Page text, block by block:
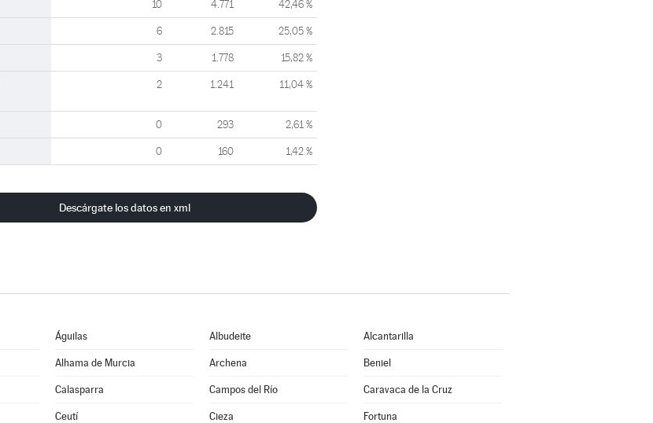
10 4.771 42,46 %
6 2.815 25,05 %
3 1.778 15,82 %
2 1.241 11,04 %
0 293 2,61 %
0 160 1,42 %
Descárgate los datos en xml
Águilas Albudeite Alcantarilla
Alhama de Murcia Archena Beniel
Calasparra Campos del Río Caravaca de la Cruz
Ceutí Cieza Fortuna